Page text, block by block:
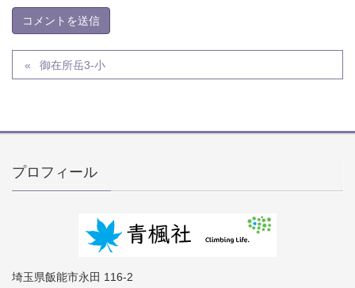
御在所岳3-小
プロフィール
埼玉県飯能市永田 116-2